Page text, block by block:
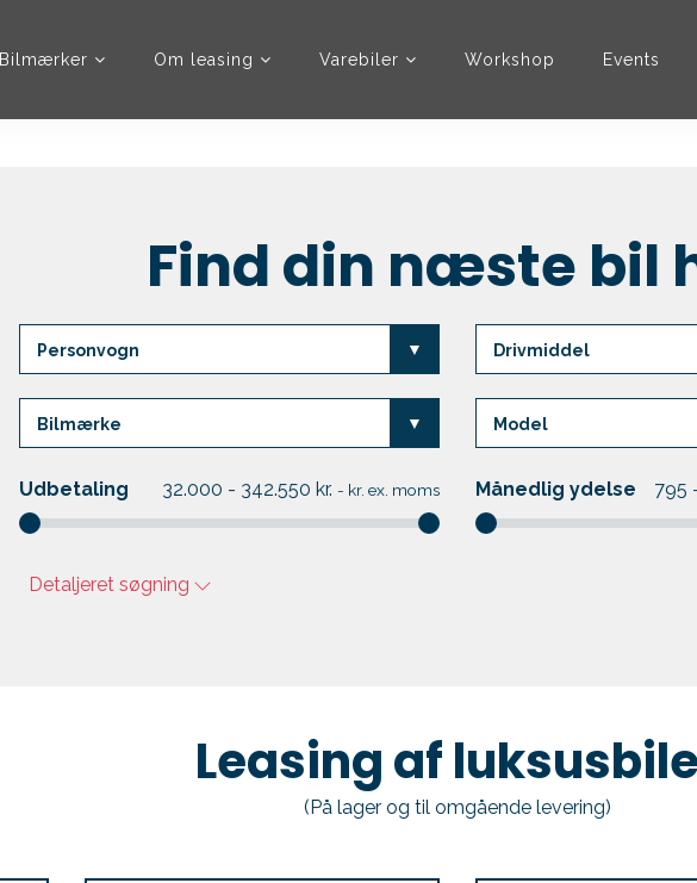
Bilmærker Om leasing Varebiler Workshop Events
Find din næste bil
Udbetaling 32.000 - 342.550 kr. - kr. ex. moms Månedlig ydelse 795
Detaljeret søgning
Leasing af
(På lager og til omgående levering)